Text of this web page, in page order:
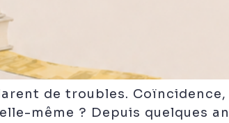
de troubles.
même ? Depuis quelques